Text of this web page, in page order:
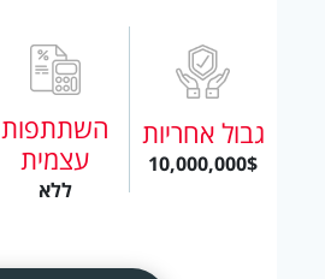
גבול אחריות
10,000,000$
השתתפות
עצמית
ללא